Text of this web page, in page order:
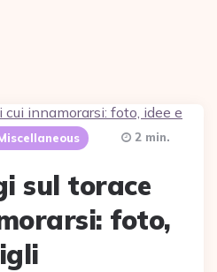
sul torace
foto,
2 min.